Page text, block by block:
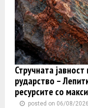
Стручната
рударство –
ресурсите со
posted on 06/08/2026